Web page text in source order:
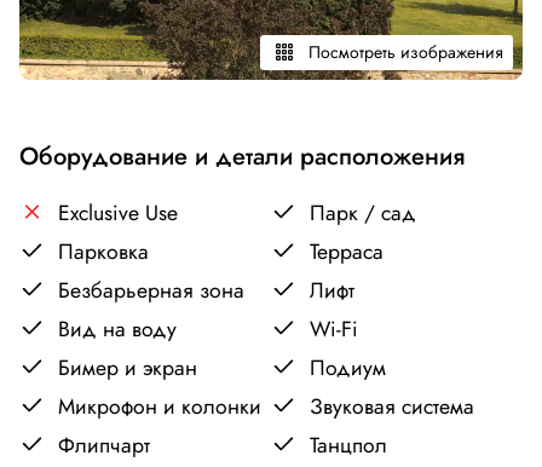
Посмотреть изображения
Оборудование и детали расположения
Exclusive Use
Парк / сад
Парковка
Терраса
Безбарьерная зона
Лифт
Вид на воду
Wi-Fi
Бимер и экран
Подиум
Микрофон и колонки
Звуковая система
Флипчарт
Танцпол